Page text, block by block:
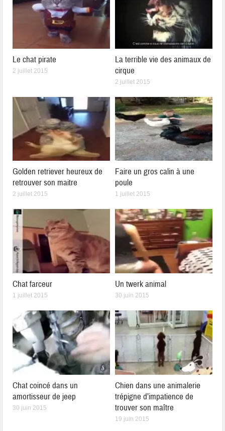
Le chat pirate
2 juillet 2015
La terrible vie des animaux de
cirque
2 juillet 2015
Golden retriever heureux de
retrouver son maitre
2 juillet 2015
Faire un gros calin à une
poule
1 juillet 2015
Chat farceur
1 juillet 2015
Un twerk animal
30 juin 2015
Chat coincé dans un
amortisseur de jeep
30 juin 2015
Chien dans une animalerie
trépigne d’impatience de
trouver son maître
19 juin 2015